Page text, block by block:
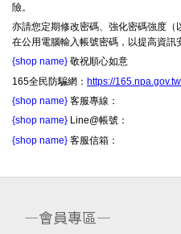
險。
亦請您定期修改密碼、強化密碼強度
在公用電腦輸入帳號密碼，以提高資訊
{shop name} 敬祝順心如意
165全民防騙網： https://
{shop name} 客服專線：
{shop name} Line@帳號：
{shop name} 客服信箱：
—會員專區—